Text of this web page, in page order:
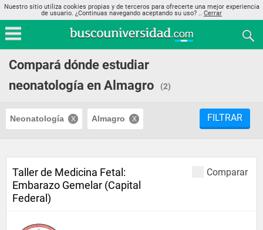
Nuestro sitio utiliza cookies propias y de terceros para ofrecerte una mejor experiencia
de usuario. ¿Continuas navegando aceptando su uso? .. Cerrar
Compará dónde estudiar
neonatología en Almagro
(2)
Neonatología Almagro FILTRAR
Comparar
Taller de Medicina Fetal:
Embarazo Gemelar (Capital
Federal)